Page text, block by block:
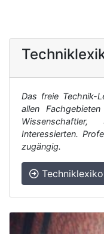
Das freie Technik-
allen
Interessierten.
zugängig.